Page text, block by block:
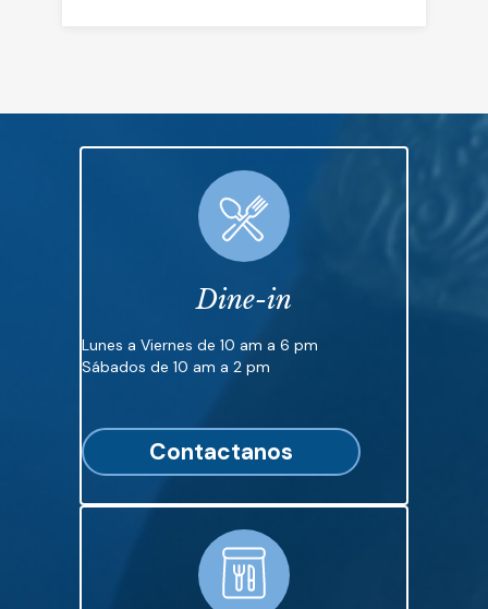
Dine-in
Lunes a Viernes de 10 am a 6 pm
Sábados de 10 am a 2 pm
Contactanos